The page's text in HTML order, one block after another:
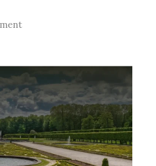
on
eignen
sich
am
besten
für
schattige
Balkone?